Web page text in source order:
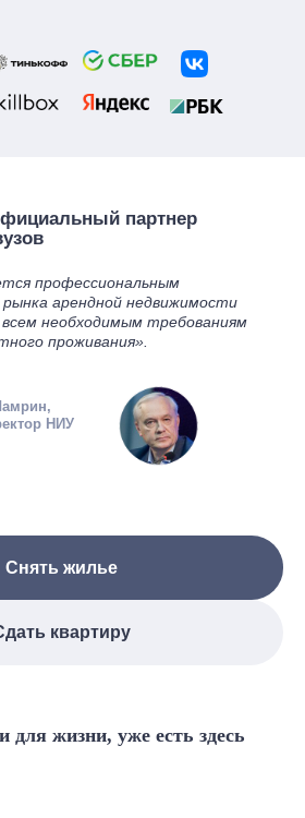
партнер
профессиональным
арендной недвижимости
необходимым требованиям
проживания».
НИУ
Снять жилье
квартиру
для жизни, уже есть здесь